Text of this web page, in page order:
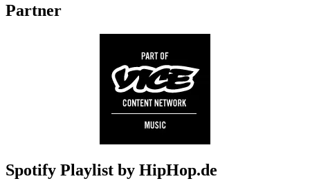
Partner
Spotify Playlist by HipHop.de